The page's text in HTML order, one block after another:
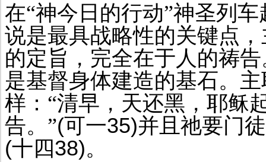
在“神今日的行动”神圣列
说是最具战略性的关键点
的定旨，完全在于人的祷
是基督身体建造的基石。
样：“清早，天还黑，耶稣
告。”(可一35)并且祂要门
(十四38)。